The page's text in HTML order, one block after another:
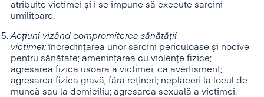
atribuite victimei și i se impune să execute sarcini
umilitoare.
Acțiuni vizând compromiterea sănătății
victimei: încredințarea unor sarcini periculoase și nocive
pentru sănătate; amenințarea cu violențe fizice;
agresarea fizica usoara a victimei, ca avertisment;
agresarea fizica gravă, fără rețineri; neplăceri la locul de
muncă sau la domiciliu; agresarea sexuală a victimei.